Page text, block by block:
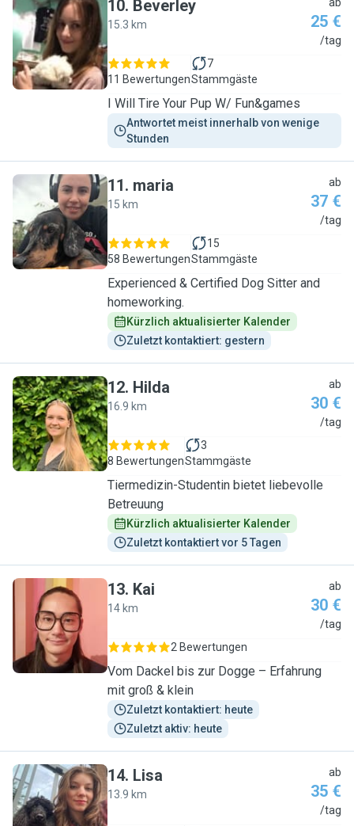
B
10. Beverley
15.3 km 25 €
/tag
11 Bewertungen
7
Stammgäste
I Will Tire Your Pup W/ Fun&games
Antwortet meist innerhalb von wenige
Stunden
M
11. maria
15 km
ab
37 €
/tag
58 Bewertungen
15
Stammgäste
Experienced & Certified Dog Sitter and
homeworking.
Kürzlich aktualisierter Kalender
Zuletzt kontaktiert: gestern
H
12. Hilda
16.9 km
ab
30 €
/tag
8 Bewertungen
3
Stammgäste
Tiermedizin-Studentin bietet liebevolle
Betreuung
Kürzlich aktualisierter Kalender
Zuletzt kontaktiert vor 5 Tagen
K
13. Kai
14 km
ab
30 €
/tag
2 Bewertungen
Vom Dackel bis zur Dogge – Erfahrung
mit groß & klein
Zuletzt kontaktiert: heute
Zuletzt aktiv: heute
L
14. Lisa
13.9 km
ab
35 €
/tag